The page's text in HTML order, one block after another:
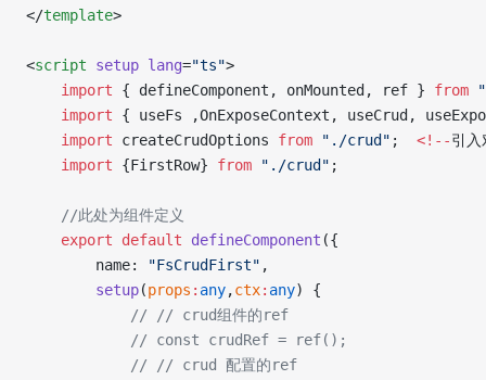
</template>
<script setup lang="ts">
    import
{ defineComponent, onMounted, ref } from
    import
{ useFs ,OnExposeContext, useCrud,
    import
createCrudOptions from "./crud" ; <!--引
    import
{FirstRow} from "./crud" ;
    //此处为组件定义
    export
default defineComponent ({
        name:
"FsCrudFirst" ,
        setup
(props : any,ctx: any) {
            //
// crud组件的ref
            // const crudRef = ref();
            //
// crud 配置的ref